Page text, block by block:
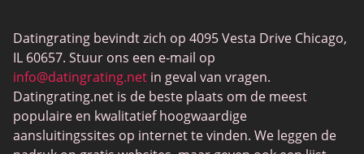
MeetMindful
BDSM Dating
BBPeopleMeet
Sugar Daddy-sites
Datingrating bevindt zich op 4095 Vesta Drive Chicago,
IL 60657. Stuur ons een e-mail op
info@datingrating.net in geval van vragen.
Datingrating.net is de beste plaats om de meest
populaire en kwalitatief hoogwaardige
aansluitingssites op internet te vinden. We leggen de